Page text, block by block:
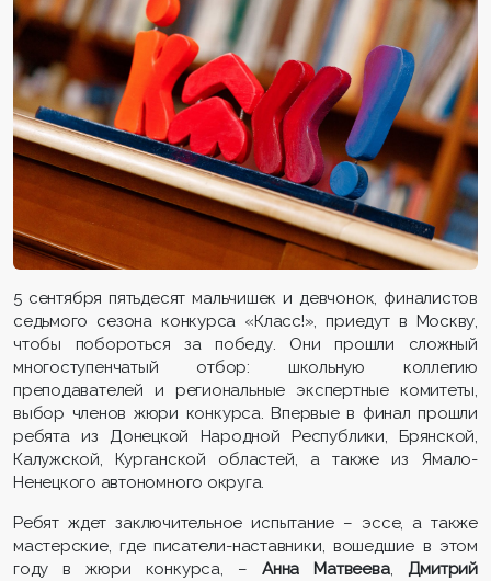
5 сентября пятьдесят мальчишек и девчонок, финалистов
седьмого сезона конкурса «Класс!», приедут в Москву,
чтобы побороться за победу. Они прошли сложный
многоступенчатый отбор: школьную коллегию
преподавателей и региональные экспертные комитеты,
выбор членов жюри конкурса. Впервые в финал прошли
ребята из Донецкой Народной Республики, Брянской,
Калужской, Курганской областей, а также из Ямало-
Ненецкого автономного округа.
Ребят ждет заключительное испытание – эссе, а также
мастерские, где писатели-наставники, вошедшие в этом
году в жюри конкурса, – Анна Матвеева, Дмитрий